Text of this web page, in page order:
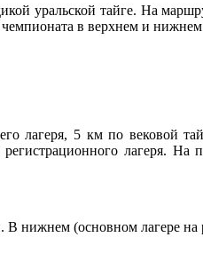
уральской тайге. На
в верхнем и нижнем
лагеря, 5 км по вековой
лагеря. На
(основном лагере на